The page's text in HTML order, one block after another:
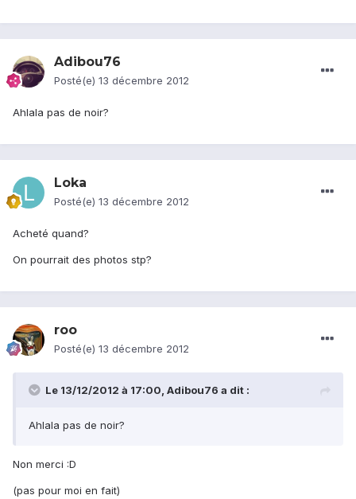
Adibou76
Posté(e) 13 décembre 2012
Ahlala pas de noir?
Loka
Posté(e) 13 décembre 2012
Acheté quand?
On pourrait des photos stp?
roo
Posté(e) 13 décembre 2012
Le 13/12/2012 à 17:00, Adibou76 a dit :
Ahlala pas de noir?
Non merci :D
(pas pour moi en fait)